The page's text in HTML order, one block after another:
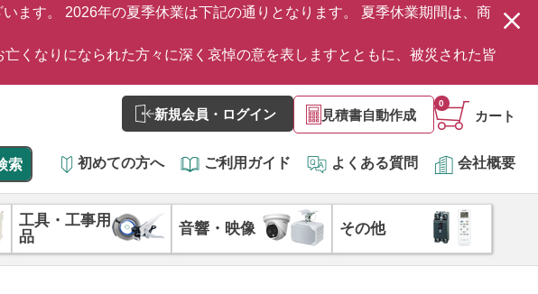
ます。 2026年の夏季休業は下記の通りとなります。 夏季休業期間は、商
くなりになられた方々に深く哀悼の意を表しますとともに、被災された皆
新規会員・ログイン 見積書自動作成 カート
0
索 初めての方へ ご利用ガイド よくある質問 会社概要
工具・工事用
品
音響・映像 その他